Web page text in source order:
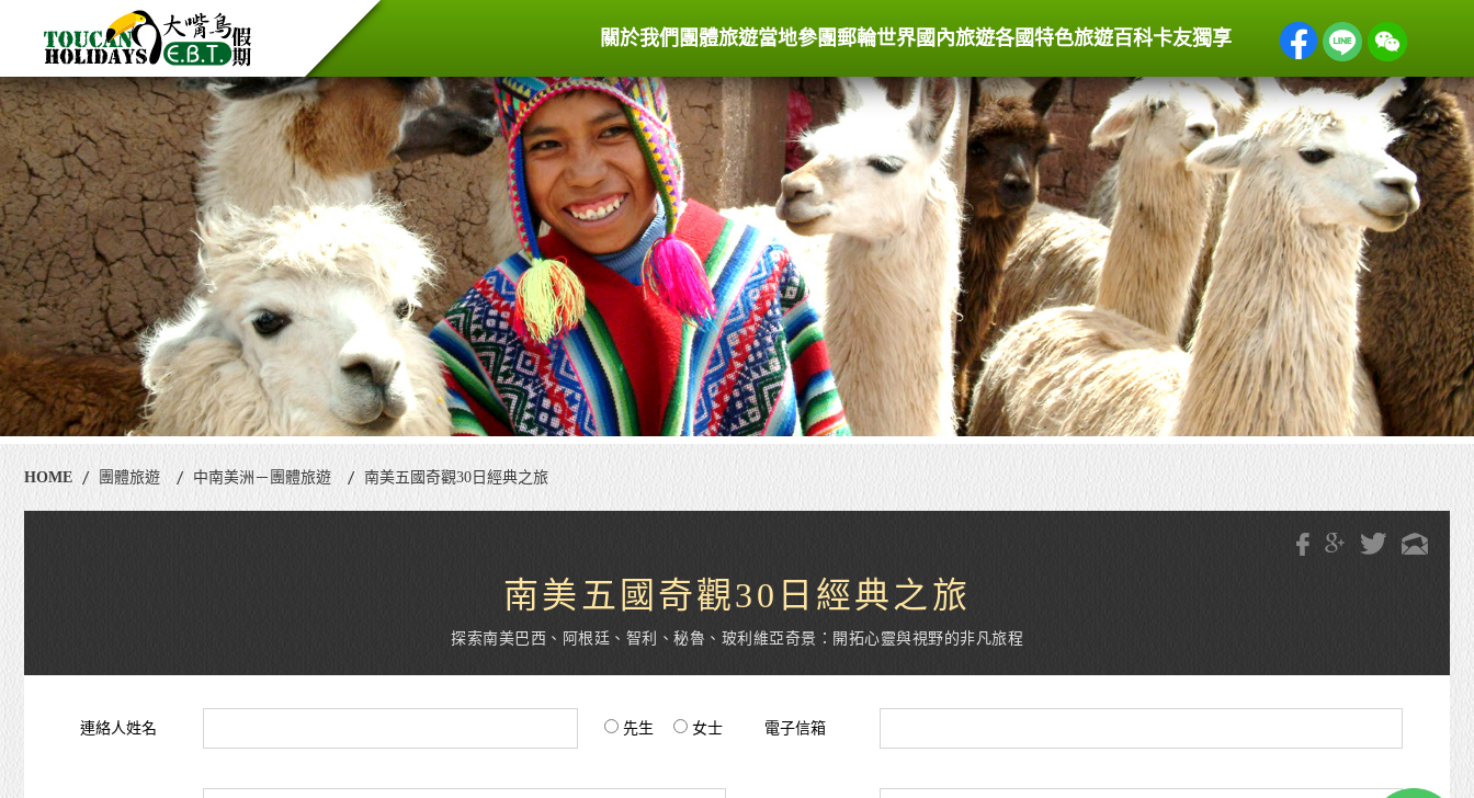
關於我們 團體旅遊當地參團 郵輪世界國內旅遊各國特色旅遊百科卡友獨享
HOME 團體旅遊 中南美洲－團體旅遊 南美五國奇觀30日經典之旅
南美五國奇觀30日經典之旅
探索南美巴西、阿根廷、智利、秘魯、玻利維亞奇景：開拓心靈與視野的非凡旅程
連絡人姓名 先生 女士 電子信箱